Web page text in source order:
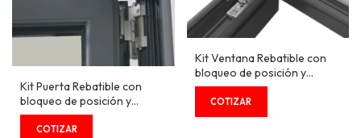
Kit Puerta Rebatible con
bloqueo de posición y
bisagra expuesta - Serie
EVO
Kit Ventana Rebatible con
bloqueo de posición y
bisagra oculta - Serie EVO